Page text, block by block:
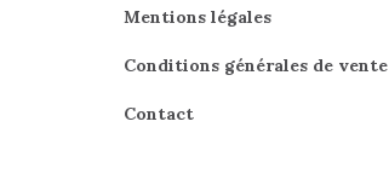
Mentions légales
Conditions générales de vente
Contact